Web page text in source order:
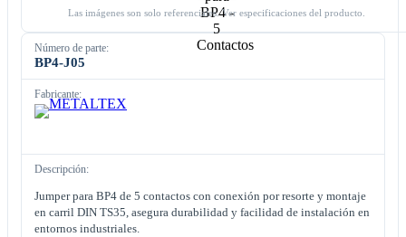
Las imágenes son solo referenciales. Ver especificaciones del producto.
Número de parte:
BP4-J05
Fabricante:
Descripción:
Jumper para BP4 de 5 contactos con conexión por resorte y montaje
en carril DIN TS35, asegura durabilidad y facilidad de instalación en
entornos industriales.